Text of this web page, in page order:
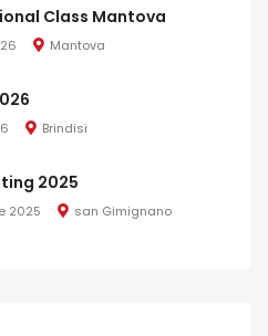
Class Mantova
Mantova
Brindisi
2025
2025 san Gimignano